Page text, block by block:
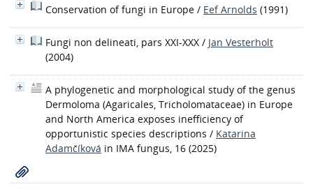
Conservation of fungi in Europe / Eef Arnolds (1991)
Fungi non delineati, pars XXI-XXX / Jan Vesterholt
(2004)
A phylogenetic and morphological study of the genus
Dermoloma (Agaricales, Tricholomataceae) in Europe
and North America exposes inefficiency of
opportunistic species descriptions / Katarina
Adamčíková in IMA fungus, 16 (2025)